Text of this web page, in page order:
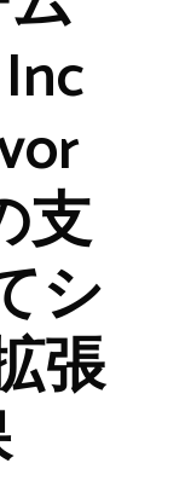
支
シ
張